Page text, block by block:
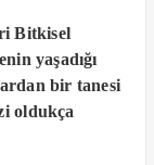
Bitkisel
yaşadığı
bir tanesi
oldukça